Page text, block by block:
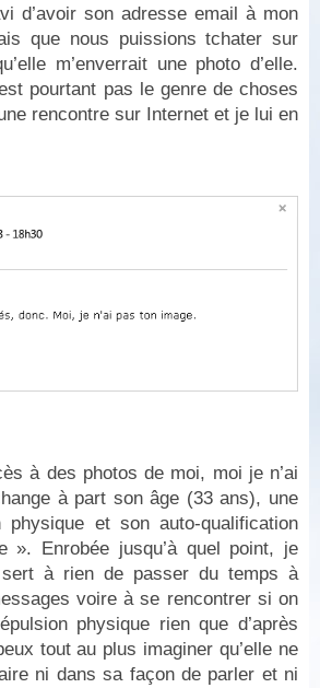
d’avoir son adresse email à mon
que nous puissions tchater sur
m’enverrait une photo d’elle.
pourtant pas le genre de choses
rencontre sur Internet et je lui en
à des photos de moi, moi je n’ai
à part son âge (33 ans), une
physique et son auto-qualification
». Enrobée jusqu’à quel point, je
à rien de passer du temps à
voire à se rencontrer si on
physique rien que d’après
tout au plus imaginer qu’elle ne
ni dans sa façon de parler et ni